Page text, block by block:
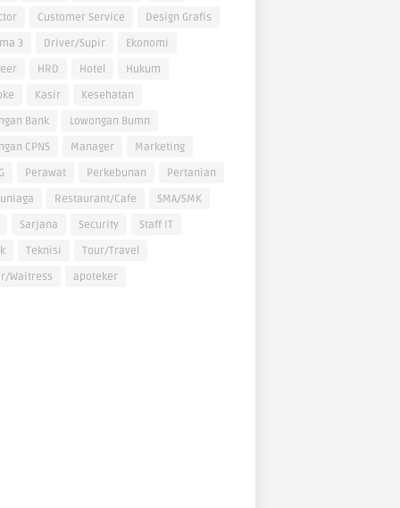
Customer Service
Design Grafis
3
Driver/Supir
Ekonomi
HRD Hotel
Hukum
Kasir
Kesehatan
Bank
Lowongan Bumn
CPNS
Manager
Marketing
Perawat Perkebunan
Pertanian
Restaurant/Cafe
SMA/SMK
Sarjana Security
Staff IT
Teknisi
Tour/Travel
Waitress
apoteker